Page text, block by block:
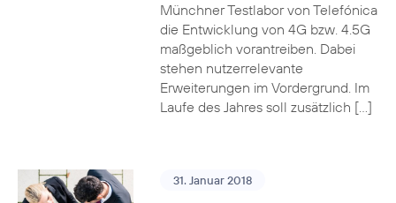
Münchner Testlabor von Telefónica
die Entwicklung von 4G bzw. 4.5G
maßgeblich vorantreiben. Dabei
stehen nutzerrelevante
Erweiterungen im Vordergrund. Im
Laufe des Jahres soll zusätzlich […]
31. Januar 2018